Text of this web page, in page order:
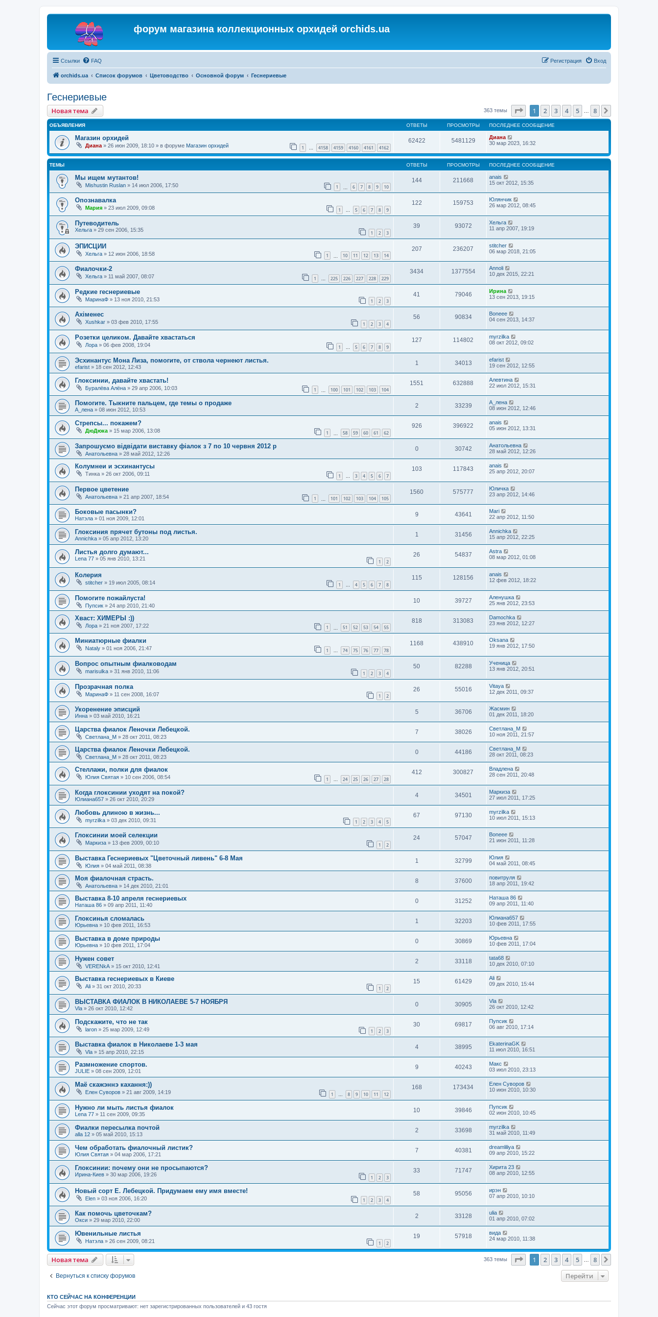
форум магазина коллекционных орхидей orchids.ua
Ссылки FAQ Вход
Регистрация
orchids.ua Список форумов Цветоводство Основной форум Геснериевые
Геснериевые
Новая тема 363 темы Страница1 из
1 2 3 4 5 8
ОБЪЯВЛЕНИЯ ОТВЕТЫ ПРОСМОТРЫ ПОСЛЕДНЕЕ СООБЩЕНИЕ
Магазин орхидей
Диана » 26 июн 2009, 18:10 » в форуме Магазин орхидей 1 … 4158 4159 4160 4161 4162
62422 5481129
Диана
30 мар 2023, 16:32
ТЕМЫ ОТВЕТЫ ПРОСМОТРЫ ПОСЛЕДНЕЕ СООБЩЕНИЕ
Мы ищем мутантов!
Mishustin Ruslan » 14 июл 2006, 17:50 1 6 7 8 9 10
144 211668
anais
15 окт 2012, 15:35
Опознавалка
Мария » 23 июл 2009, 09:08 1 … 5 6 7 8 9
122 159753
Юлянчик
26 мар 2012, 08:45
Путеводитель
Хельга » 29 сен 2006, 15:35 1 2 3
39 93072
Хельга
11 апр 2007, 19:19
ЭПИСЦИИ
Хельга » 12 июн 2006, 18:58 1 10 11 12 13 14
207 236207
stitcher
06 мар 2018, 21:05
Фиалочки-2
Хельга » 11 май 2007, 08:07 1 … 225 226 227 228 229
3434 1377554
Annoli
10 дек 2015, 22:21
Редкие геснериевые
МаринаФ » 13 ноя 2010, 21:53 1 2 3
41 79046
Ирина
13 сен 2013, 19:15
Ахіменес
Xushkar » 03 фев 2010, 17:55 1 2 3 4
56 90834
Boneee
04 сен 2013, 14:37
Розетки целиком. Давайте хвастаться
Лора » 06 фев 2008, 19:04 1 … 5 6 7 8 9
127 114802
myrzilka
08 окт 2012, 09:02
Эсхинантус Мона Лиза, помогите, от ствола чернеют листья.
efarist » 18 сен 2012, 12:43
1 34013
efarist
19 сен 2012, 12:55
Глоксинии, давайте хвастать!
Буралёва Алёна » 29 апр 2006, 10:03 1 100 101 102 103 104
1551 632888
Алевтина
22 июл 2012, 15:31
Помогите. Тыкните пальцем, где темы о продаже
А_лена » 08 июн 2012, 10:53
2 33239
А_лена
08 июн 2012, 12:46
Стрепсы... покажем?
ДюДюка» 15 мар 2006, 13:08 1 58 59 60 61 62
926 396922
anais
05 июн 2012, 13:31
Запрошуємо відвідати виставку фіалок з 7 по 10 червня 2012 р
Анатольевна » 28 май 2012, 12:26
0 30742
Анатольевна
28 май 2012, 12:26
Колумнеи и эсхинантусы
Тинка » 26 окт 2006, 09:11 1 … 3 4 5 6 7
103 117843
anais
25 апр 2012, 20:07
Первое цветение
Анатольевна » 21 апр 2007, 18:54 1 101 102 103 104 105
1560 575777
Юличка
23 апр 2012, 14:46
Боковые пасынки?
Натэла » 01 ноя 2009, 12:01
9 43641
Mari
22 апр 2012, 11:50
Глоксиния прячет бутоны под листья.
Annichka » 05 апр 2012, 13:20
1 31456
Annichka
15 апр 2012, 22:25
Листья долго думают...
Lena 77 » 05 янв 2010, 13:21 1 2
26 54837
Astra
08 мар 2012, 01:08
Колерия
stitcher » 19 июл 2005, 08:14 1 … 4 5 6 7 8
115 128156
anais
12 фев 2012, 18:22
Помогите пожайлуста!
Пупсик » 24 апр 2010, 21:40
10 39727
Аленушка
25 янв 2012, 23:53
Хваст: ХИМЕРЫ :))
Лора » 21 ноя 2007, 17:22 1 51 52 53 54 55
818 313083
Damochka
23 янв 2012, 12:27
Миниатюрные фиалки
Nataly » 01 ноя 2006, 21:47 1 … 74 75 76 77 78
1168 438910
Oksana
19 янв 2012, 17:50
Вопрос опытным фиалководам
marisulka » 31 янв 2010, 11:06 1 2 3 4
50 82288
Ученица
13 янв 2012, 20:51
Прозрачная полка
МаринаФ » 11 сен 2008, 16:07 1 2
26 55016
Vitaya
12 дек 2011, 09:37
Укоренение эписций
Инна » 03 май 2010, 16:21
5 36706
Жасмин
01 дек 2011, 18:20
Царства фиалок Леночки Лебецкой.
Светлана_М » 28 окт 2011, 08:23
7 38026
Светлана_М
10 ноя 2011, 21:57
Царства фиалок Леночки Лебецкой.
Светлана_М » 28 окт 2011, 08:23
0 44186
Светлана_М
28 окт 2011, 08:23
Стеллажи, полки для фиалок
Юлия Святая » 10 сен 2006, 08:54 1 … 24 25 26 27 28
412 300827
Владлена
28 сен 2011, 20:48
Когда глоксинии уходят на покой?
Юлиана657 » 26 окт 2010, 20:29
4 34501
Маркиза
27 июл 2011, 17:25
Любовь длиною в жизнь...
myrzilka » 03 дек 2010, 09:31 1 2 3 4 5
67 97130
myrzilka
10 июл 2011, 15:13
Глоксинии моей селекции
Маркиза » 13 фев 2009, 00:10 1 2
24 57047
Boneee
21 июн 2011, 11:28
Выставка Геснериевых "Цветочный ливень" 6-8 Мая
Юлия » 04 май 2011, 08:38
1 32799
Юлия
04 май 2011, 08:45
Моя фиалочная страсть.
Анатольевна » 14 дек 2010, 21:01
8 37600
повитруля
18 апр 2011, 19:42
Выставка 8-10 апреля геснериевых
Наташа 86 » 09 апр 2011, 11:40
0 31252
Наташа 86
09 апр 2011, 11:40
Глоксинья сломалась
Юрьевна » 10 фев 2011, 16:53
1 32203
Юлиана657
10 фев 2011, 17:55
Выставка в доме природы
Юрьевна » 10 фев 2011, 17:04
0 30869
Юрьевна
10 фев 2011, 17:04
Нужен совет
VERENkA » 15 окт 2010, 12:41
2 33118
tata68
10 дек 2010, 07:10
Выставка геснериевых в Киеве
Ali » 31 окт 2010, 20:33 1 2
15 61429
Ali
09 дек 2010, 15:44
ВЫСТАВКА ФИАЛОК В НИКОЛАЕВЕ 5-7 НОЯБРЯ
Vla » 26 окт 2010, 12:42
0 30905
Vla
26 окт 2010, 12:42
Подскажите, что не так
laron » 25 мар 2009, 12:49 1 2 3
30 69817
Пупсик
06 авг 2010, 17:14
Выставка фиалок в Николаеве 1-3 мая
Vla » 15 апр 2010, 22:15
4 38995
EkaterinaGK
11 июл 2010, 16:51
Размножение спортов.
JULIE » 08 сен 2009, 12:01
9 40243
Макс
03 июл 2010, 23:13
Маё скажэннэ кахання:))
Елен Суворов » 21 авг 2009, 14:19 1 … 8 9 10 11 12
168 173434
Елен Суворов
10 июн 2010, 10:30
Нужно ли мыть листья фиалок
Lena 77 » 11 сен 2009, 09:35
10 39846
Пупсик
02 июн 2010, 10:45
Фиалки пересылка почтой
alla 12 » 05 май 2010, 15:13
2 33698
myrzilka
31 май 2010, 11:49
Чем обработать фиалочный листик?
Юлия Святая » 04 мар 2006, 17:21
7 40381
dreamliliya
09 апр 2010, 15:22
Глоксинии: почему они не просыпаются?
Ирина-Киев » 30 мар 2006, 19:26 1 2 3
33 71747
Хирита 23
08 апр 2010, 12:55
Новый сорт Е. Лебецкой. Придумаем ему имя вместе!
Elen » 03 ноя 2006, 16:20 1 2 3 4
58 95056
ирэн
07 апр 2010, 10:10
Как помочь цветочкам?
Окси » 29 мар 2010, 22:00
2 33128
ulia
01 апр 2010, 07:02
Ювенильные листья
Натэла » 26 сен 2009, 08:21 1 2
19 57918
вида
24 мар 2010, 11:38
Новая тема 363 темы Страница1 из
1 2 3 4 5 8
Вернуться к списку форумов Перейти
КТО СЕЙЧАС НА КОНФЕРЕНЦИИ
Сейчас этот форум просматривают: нет зарегистрированных пользователей и 43 гостя